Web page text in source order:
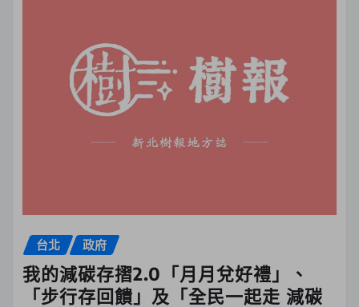
台北 政府
我的減碳存摺2.0「月月兌好禮」、
「步行存回饋」及「全民一起走 減碳